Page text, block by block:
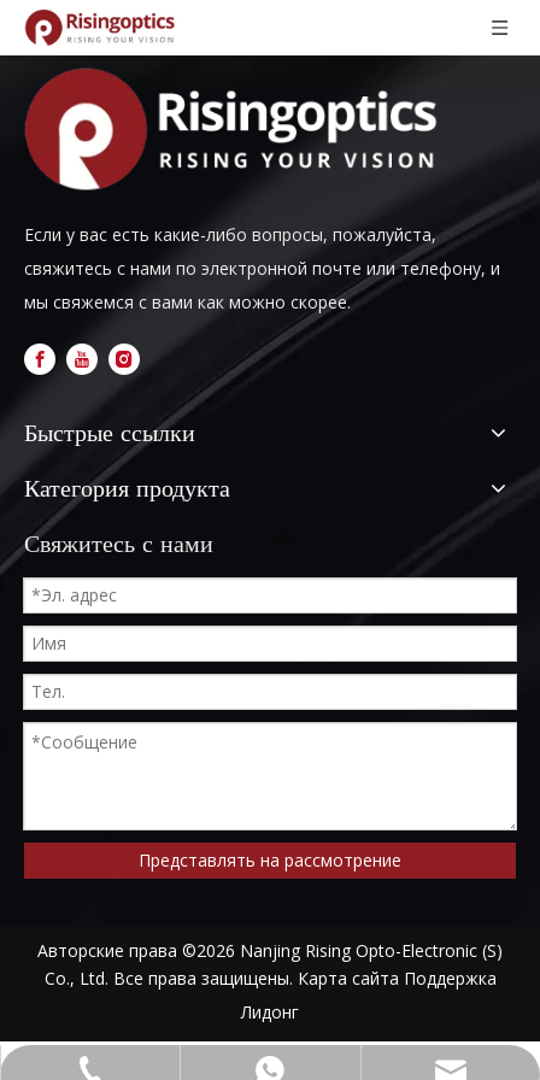
Если у вас есть какие-либо вопросы, пожалуйста,
свяжитесь с нами по электронной почте или телефону, и
мы свяжемся с вами как можно скорее.
Быстрые ссылки
Категория продукта
Свяжитесь с нами
Представлять на рассмотрение
Авторские права ©2026 Nanjing Rising Opto-Electronic (S)
Co., Ltd. Все права защищены. Карта сайта Поддержка
Лидонг
+86-13952018524
+8613952018524
alwson@risingoptics.com